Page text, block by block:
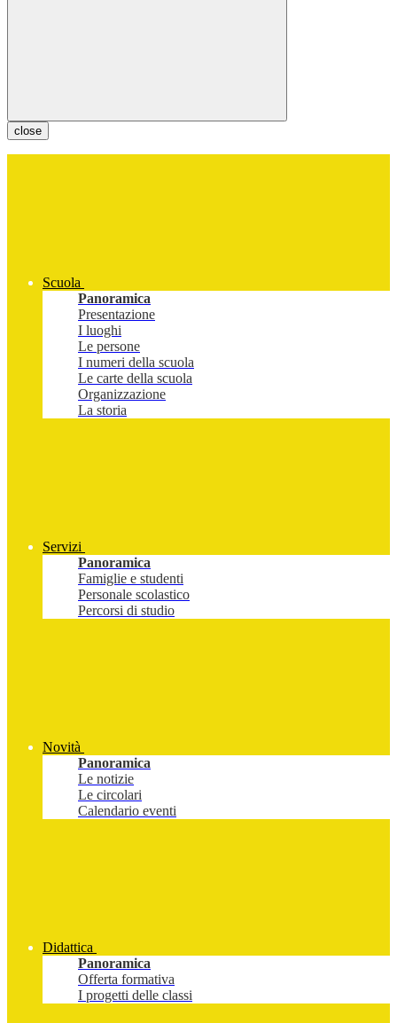
close
Scuola
Panoramica
Presentazione
I luoghi
Le persone
I numeri della scuola
Le carte della scuola
Organizzazione
La storia
Servizi
Panoramica
Famiglie e studenti
Personale scolastico
Percorsi di studio
Novità
Panoramica
Le notizie
Le circolari
Calendario eventi
Didattica
Panoramica
Offerta formativa
I progetti delle classi